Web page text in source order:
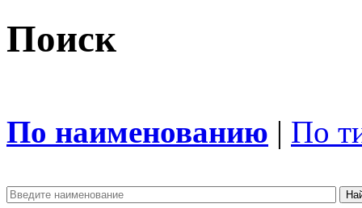
Поиск
По наименованию | По